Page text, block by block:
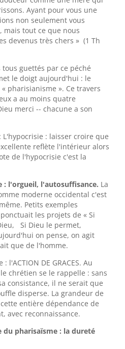
Ayant pour vous une
non seulement vous
mais tout ce que nous
devenus très chers » (1 Th
guettés par ce péché
le doigt aujourd'hui : le
pharisianisme ». Ce travers
a au moins quatre
merci -- chacune a son
: laisser croire que
reflète l'intérieur alors
de l'hypocrisie c'est la
: l'orgueil, l'autosuffisance. La
moderne occidental c'est
Petits exemples
les projets de « Si
Si Dieu le permet,
on pense, on agit
que de l'homme.
DE GRACES. Au
chrétien se le rappelle : sans
consistance, il ne serait que
disperse. La grandeur de
entière dépendance de
avec reconnaissance.
pharisaïsme : la dureté